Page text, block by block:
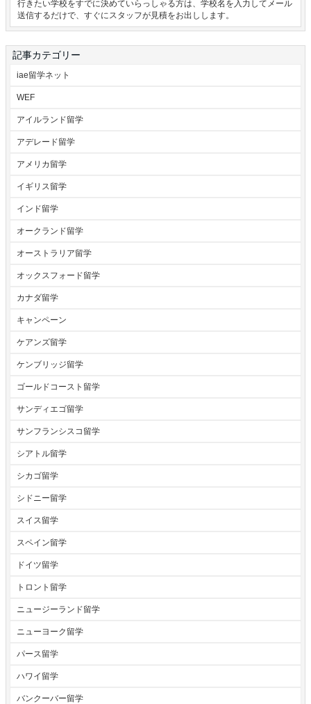
行きたい学校をすでに決めていらっしゃる方は、学校名を入力してメール
送信するだけで、すぐにスタッフが見積をお出しします。
記事カテゴリー
iae留学ネット
WEF
アイルランド留学
アデレード留学
アメリカ留学
イギリス留学
インド留学
オークランド留学
オーストラリア留学
オックスフォード留学
カナダ留学
キャンペーン
ケアンズ留学
ケンブリッジ留学
ゴールドコースト留学
サンディエゴ留学
サンフランシスコ留学
シアトル留学
シカゴ留学
シドニー留学
スイス留学
スペイン留学
ドイツ留学
トロント留学
ニュージーランド留学
ニューヨーク留学
パース留学
ハワイ留学
バンクーバー留学